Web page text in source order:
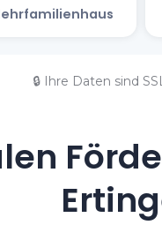
🔒 Ihre Daten sind